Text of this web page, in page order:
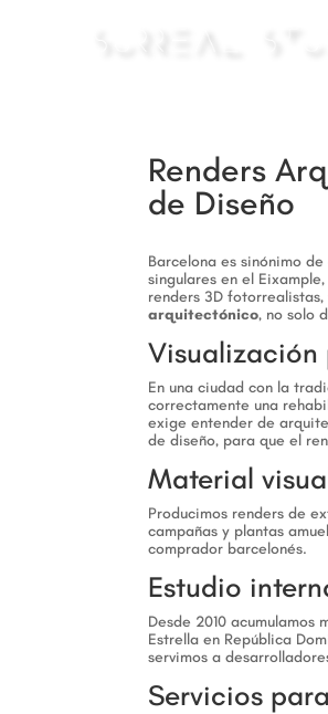
Renders
de Diseño
Barcelona es sinónimo
singulares en el
renders 3D
arquitectónico, no solo
Visualización
En una ciudad con la
correctamente una
exige entender de
de diseño, para que el
Material
Producimos renders de
campañas y plantas
comprador barcelonés.
Estudio
Desde 2010
Estrella en República
servimos a
Servicios